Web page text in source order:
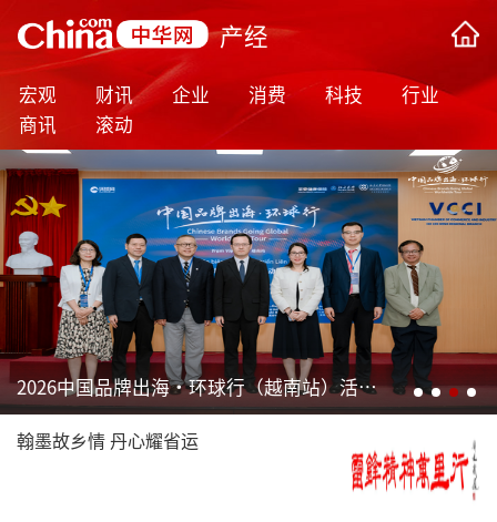
产经
宏观 财讯 企业 消费 科技
行业
商讯
滚动
2026中国品牌出海·环球行（越南站）活动在胡志明市举办
翰墨故乡情 丹心耀省运